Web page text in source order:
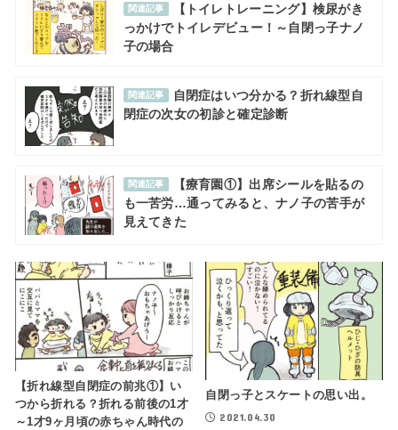
関連記事
【トイレトレーニング】検尿がき
っかけでトイレデビュー！～自閉っ子ナノ
子の場合
関連記事
自閉症はいつ分かる？折れ線型自
閉症の次女の初診と確定診断
関連記事
【療育園①】出席シールを貼るの
も一苦労…通ってみると、ナノ子の苦手が
見えてきた
【折れ線型自閉症の前兆①】い
つから折れる？折れる前後の1才
～1才9ヶ月頃の赤ちゃん時代の
自閉っ子とスケートの思い出。
2021.04.30